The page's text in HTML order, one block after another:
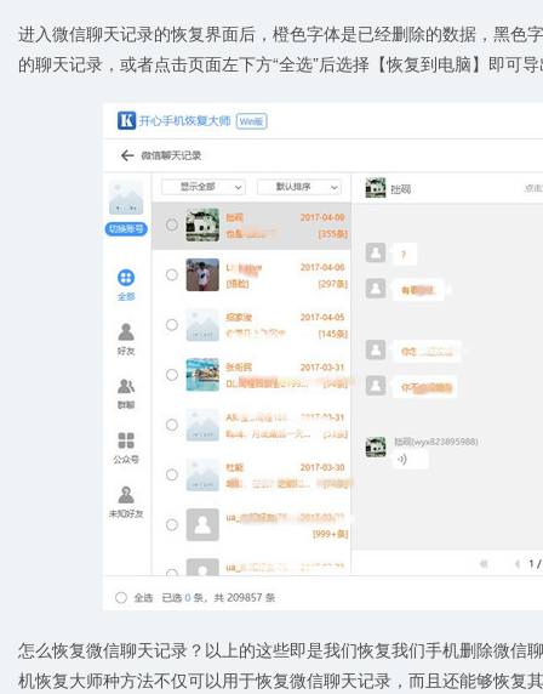
进入微信聊天记录的恢复界面后，橙色字体是已经删除的数据，黑色
的聊天记录，或者点击页面左下方“全选”后选择【恢复到电脑】即可
怎么恢复微信聊天记录？以上的这些即是我们恢复我们手机删除微信
机恢复大师种方法不仅可以用于恢复微信聊天记录，而且还能够恢复